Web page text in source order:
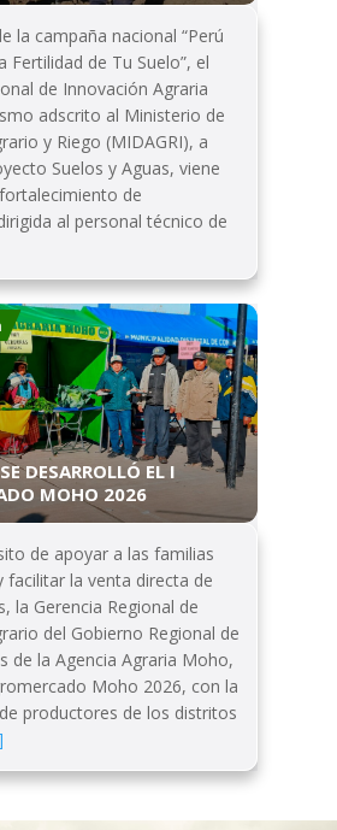
la campaña nacional “Perú
Fertilidad de Tu Suelo”, el
de Innovación Agraria
adscrito al Ministerio de
y Riego (MIDAGRI), a
Suelos y Aguas, viene
de
al personal técnico de
DESARROLLÓ EL I
MOHO 2026
de apoyar a las familias
facilitar la venta directa de
la Gerencia Regional de
del Gobierno Regional de
de la Agencia Agraria Moho,
Moho 2026, con la
productores de los distritos